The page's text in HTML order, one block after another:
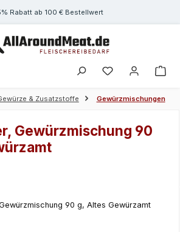
Rabatt ab 100 € Bestellwert
& Zusatzstoffe Gewürzmischungen
Gewürzmischung 90